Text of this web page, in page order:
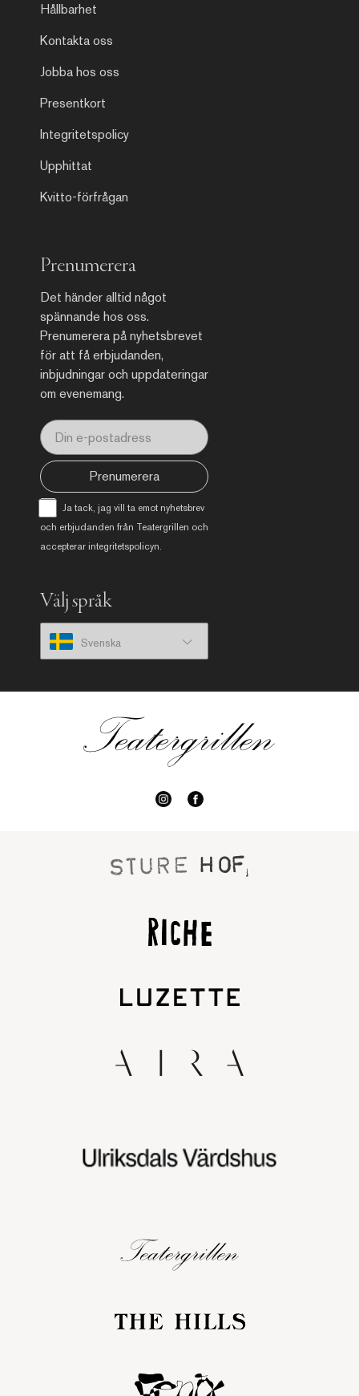
Hållbarhet
Kontakta oss
Jobba hos oss
Presentkort
Integritetspolicy
Upphittat
Kvitto-förfrågan
Prenumerera
Det händer alltid något
spännande hos oss.
Prenumerera på nyhetsbrevet
för att få erbjudanden,
inbjudningar och uppdateringar
om evenemang.
Ja tack, jag vill ta emot nyhetsbrev
och erbjudanden från Teatergrillen och
accepterar integritetspolicyn
Prenumerera
Välj språk
Svenska